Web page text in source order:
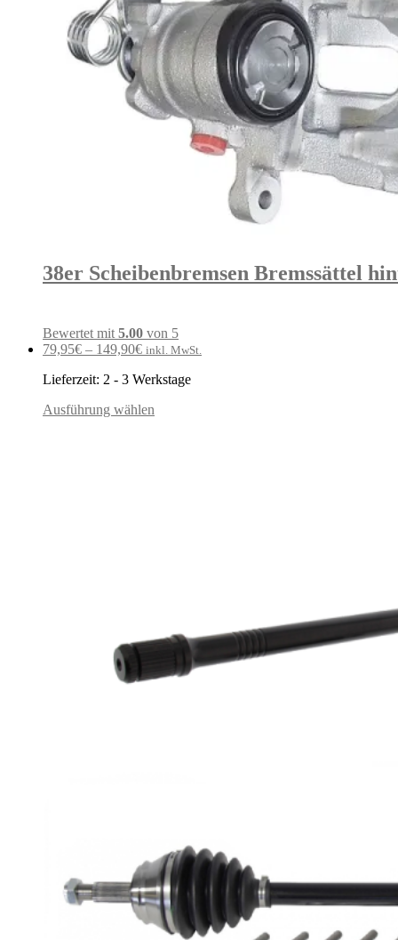
38er Scheibenbremsen Bremssättel
Bewertet mit 5.00 von 5
79,95€ – 149,90€ inkl. MwSt.
Lieferzeit: 2 - 3 Werkstage
Ausführung wählen